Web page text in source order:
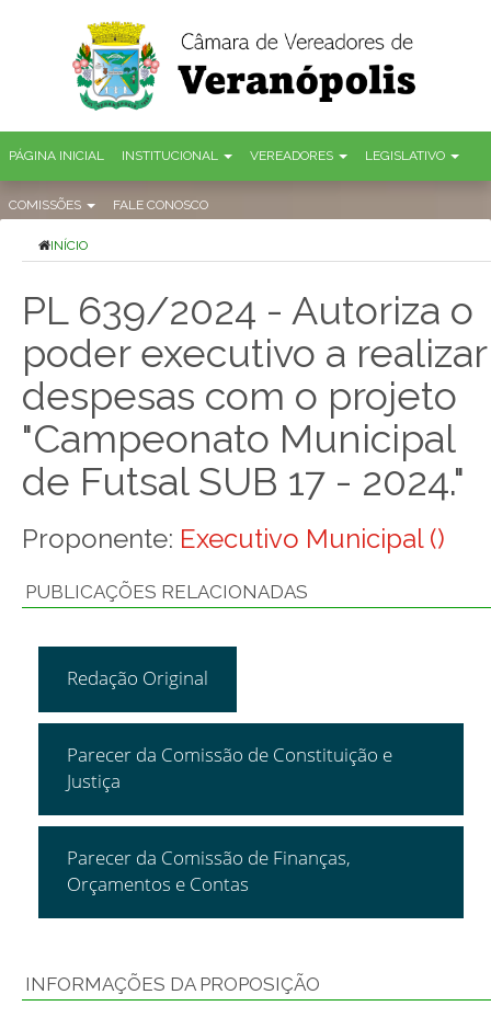
PÁGINA INICIAL INSTITUCIONAL VEREADORES LEGISLATIVO
COMISSÕES FALE CONOSCO
INÍCIO
PL 639/2024 - Autoriza o
poder executivo a realizar
despesas com o projeto
"Campeonato Municipal
de Futsal SUB 17 - 2024."
Proponente: Executivo Municipal ()
PUBLICAÇÕES RELACIONADAS
Redação Original
Parecer da Comissão de Constituição e
Justiça
Parecer da Comissão de Finanças,
Orçamentos e Contas
INFORMAÇÕES DA PROPOSIÇÃO